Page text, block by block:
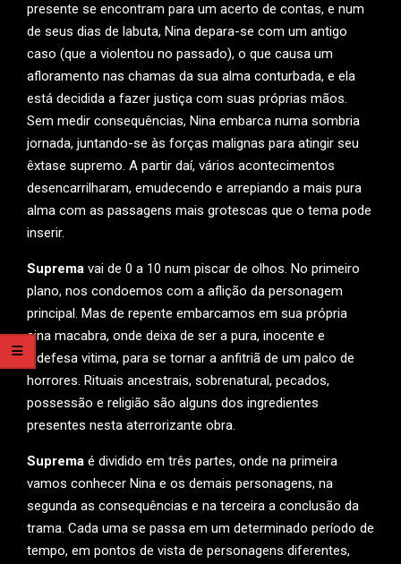
presente se encontram para um acerto de contas, e num
de seus dias de labuta, Nina depara-se com um antigo
caso (que a violentou no passado), o que causa um
afloramento nas chamas da sua alma conturbada, e ela
está decidida a fazer justiça com suas próprias mãos.
Sem medir consequências, Nina embarca numa sombria
jornada, juntando-se às forças malignas para atingir seu
êxtase supremo. A partir daí, vários acontecimentos
desencarrilharam, emudecendo e arrepiando a mais pura
alma com as passagens mais grotescas que o tema pode
inserir.
Suprema vai de 0 a 10 num piscar de olhos. No primeiro
plano, nos condoemos com a aflição da personagem
principal. Mas de repente embarcamos em sua própria
sina macabra, onde deixa de ser a pura, inocente e
indefesa vitima, para se tornar a anfitriã de um palco de
horrores. Rituais ancestrais, sobrenatural, pecados,
possessão e religião são alguns dos ingredientes
presentes nesta aterrorizante obra.
Suprema é dividido em três partes, onde na primeira
vamos conhecer Nina e os demais personagens, na
segunda as consequências e na terceira a conclusão da
trama. Cada uma se passa em um determinado período de
tempo, em pontos de vista de personagens diferentes,